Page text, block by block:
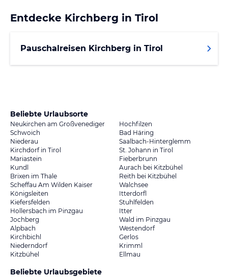
Entdecke Kirchberg in Tirol
Pauschalreisen Kirchberg in Tirol
Beliebte Urlaubsorte
Neukirchen am Großvenediger
Hochfilzen
Schwoich
Bad Häring
Niederau
Saalbach-Hinterglemm
Kirchdorf in Tirol
St. Johann in Tirol
Mariastein
Fieberbrunn
Kundl
Aurach bei Kitzbühel
Brixen im Thale
Reith bei Kitzbühel
Scheffau Am Wilden Kaiser
Walchsee
Königsleiten
Itterdorfl
Kiefersfelden
Stuhlfelden
Hollersbach im Pinzgau
Itter
Jochberg
Wald im Pinzgau
Alpbach
Westendorf
Kirchbichl
Gerlos
Niederndorf
Krimml
Kitzbühel
Ellmau
Beliebte Urlaubsgebiete